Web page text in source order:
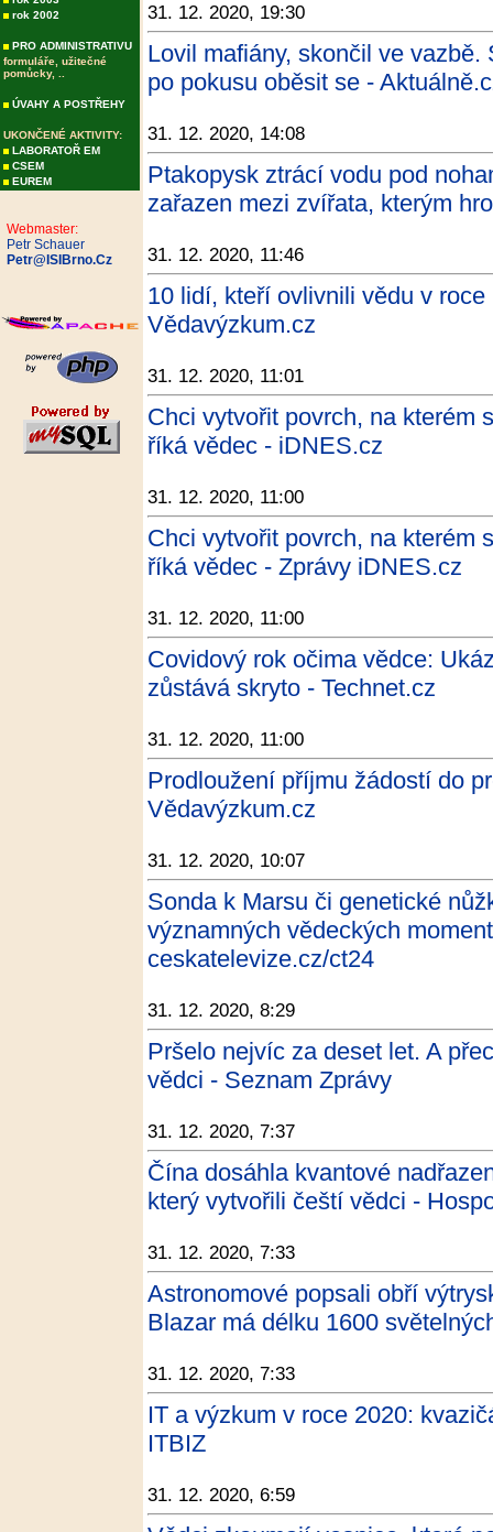
rok 2002
PRO ADMINISTRATIVU
formuláře, užitečné
pomůcky, ..
ÚVAHY A POSTŘEHY
UKONČENÉ AKTIVITY:
LABORATOŘ EM
CSEM
EUREM
Webmaster:
Petr Schauer
Petr@ISIBrno.Cz
31. 12. 2020, 19:30
Lovil mafiány, skončil ve
po pokusu oběsit se -
31. 12. 2020, 14:08
Ptakopysk ztrácí vodu pod
zařazen mezi zvířata, kterým
31. 12. 2020, 11:46
10 lidí, kteří ovlivnili vědu v
Vědavýzkum.cz
31. 12. 2020, 11:01
Chci vytvořit povrch, na kterém
říká vědec - iDNES.cz
31. 12. 2020, 11:00
Chci vytvořit povrch, na kterém
říká vědec - Zprávy iDNES.cz
31. 12. 2020, 11:00
Covidový rok očima vědce:
zůstává skryto - Technet.cz
31. 12. 2020, 11:00
Prodloužení příjmu žádostí do
Vědavýzkum.cz
31. 12. 2020, 10:07
Sonda k Marsu či genetické
významných vědeckých
ceskatelevize.cz/ct24
31. 12. 2020, 8:29
Pršelo nejvíc za deset let. A
vědci - Seznam Zprávy
31. 12. 2020, 7:37
Čína dosáhla kvantové
který vytvořili čeští vědci -
31. 12. 2020, 7:33
Astronomové popsali obří
Blazar má délku 1600
31. 12. 2020, 7:33
IT a výzkum v roce 2020:
ITBIZ
31. 12. 2020, 6:59